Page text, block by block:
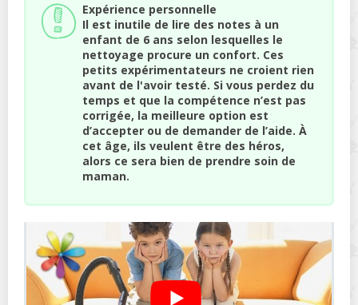
Expérience personnelle
Il est inutile de lire des notes à un
enfant de 6 ans selon lesquelles le
nettoyage procure un confort. Ces
petits expérimentateurs ne croient rien
avant de l'avoir testé. Si vous perdez du
temps et que la compétence n’est pas
corrigée, la meilleure option est
d’accepter ou de demander de l’aide. À
cet âge, ils veulent être des héros,
alors ce sera bien de prendre soin de
maman.